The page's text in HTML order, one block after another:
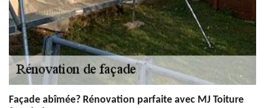
Façade abîmée? Rénovation parfaite avec MJ Toiture